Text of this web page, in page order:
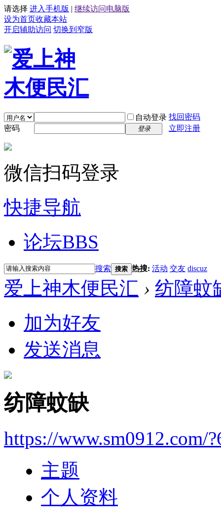
请选择 进入手机版 | 继续访问电脑版
设为首页收藏本站
开启辅助访问 切换到窄版
自动登录 找回密码
密码
登录 立即注册
微信扫码登录
快捷导航
论坛BBS
搜索 搜索 热搜: 活动 交友 discuz
爱上神木便民汇 › 纺障蚊
加为好友
发送消息
纺障蚊缺
https://www.sm0912.com/
主题
个人资料